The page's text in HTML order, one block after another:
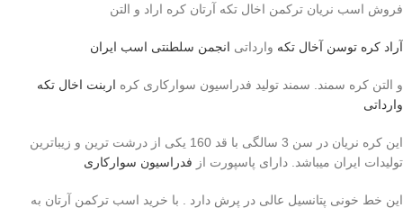
فروش اسب نریان ترکمن اخال تکه آرتان کره اراد و التن
آراد کره توسن آخال تکه وارداتی انجمن سلطنتی اسب ایران
و التن کره سمند. سمند تولید فدراسیون سوارکاری کره اربنت اخال تکه
وارداتی
این کره نریان در سن 3 سالگی با قد 160 یکی از درشت ترین و زیباترین
تولیدات ایران میباشد. دارای پاسپورت از فدراسیون سوارکاری
این خط خونی پتانسیل عالی در پرش دارد . با خرید اسب ترکمن آرتان به